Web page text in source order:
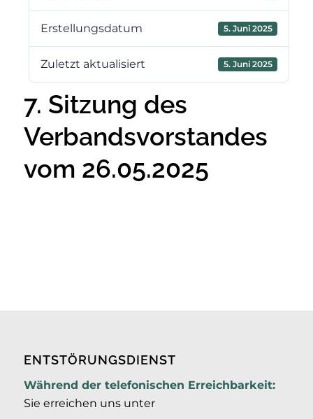
Erstellungsdatum 5. Juni 2025
Zuletzt aktualisiert 5. Juni 2025
7. Sitzung des
Verbandsvorstandes
vom 26.05.2025
ENTSTÖRUNGSDIENST
Während der telefonischen Erreichbarkeit:
Sie erreichen uns unter